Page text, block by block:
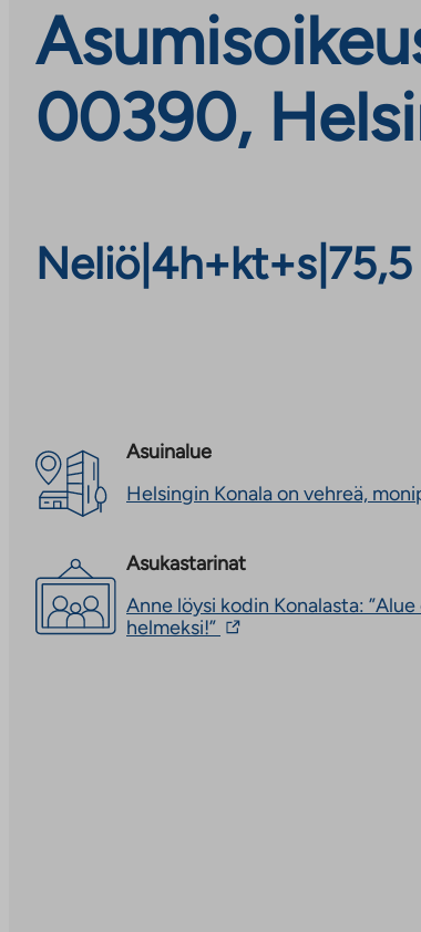
00390,
Neliö| 4h+kt+s 75,5
Asuinalue
Helsingin Konala on vehreä,
Asukastarinat
Anne löysi kodin Konalasta:
helmeksi!” Linkki